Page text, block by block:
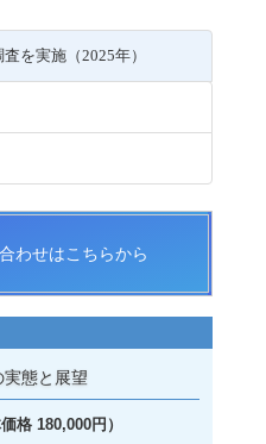
を実施（2025年）
わせはこちらから
態と展望
格 180,000円）